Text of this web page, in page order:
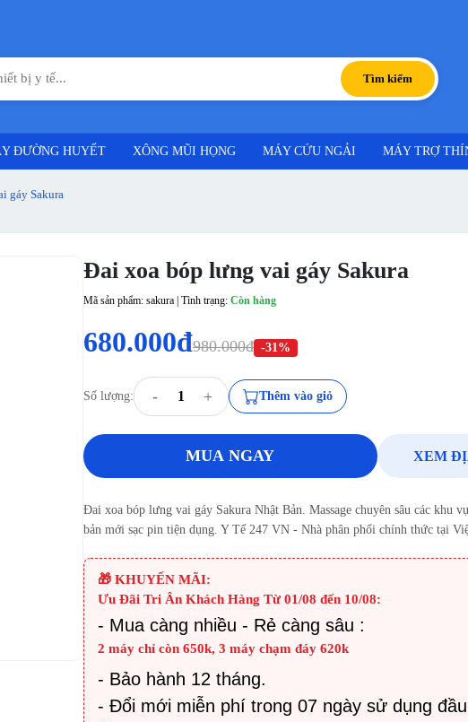
Tìm kiếm
ĐƯỜNG HUYẾT XÔNG MŨI HỌNG MÁY CỨU NGẢI MÁY TRỢ
gáy Sakura
Đai xoa bóp lưng vai gáy Sakura
Mã sản phẩm: sakura | Tình trạng:Còn hàng
680.000đ980.000đ -31%
Số lượng: - + Thêm vào giỏ
MUA NGAY XEM
Đai xoa bóp lưng vai gáy Sakura Nhật Bản. Massage chuyên sâu các khu
bản mới sạc pin tiện dụng. Y Tế 247 VN - Nhà phân phối chính thức tại
🎁 KHUYẾN MÃI:
Ưu Đãi Tri Ân Khách Hàng Từ 01/08 đến 10/08:
- Mua càng nhiều - Rẻ càng sâu :
2 máy chỉ còn 650k, 3 máy chạm đáy 620k
- Bảo hành 12 tháng.
- Đổi mới miễn phí trong 07 ngày sử dụng